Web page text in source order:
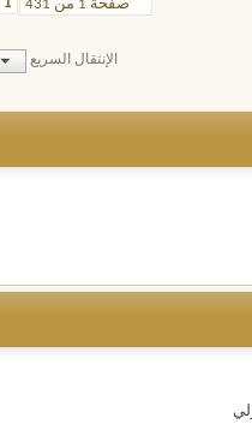
صفحة 1 من 431 1
الإنتقال السريع